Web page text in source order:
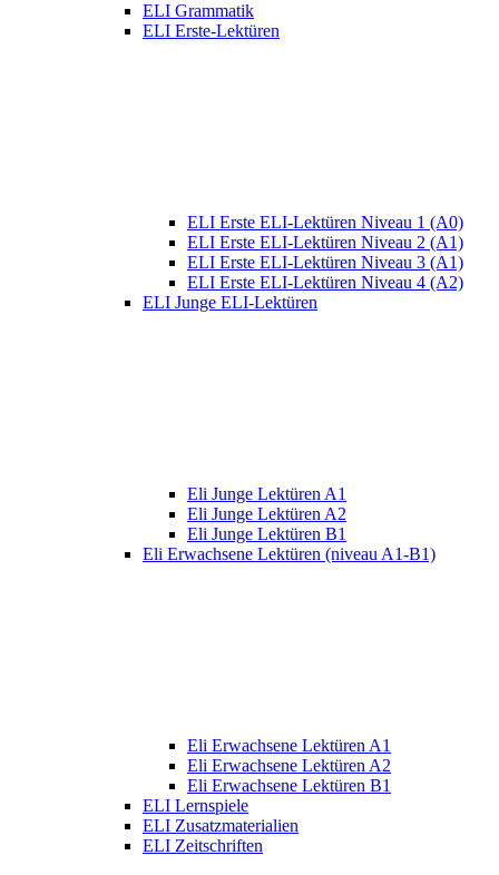
ELI Grammatik
ELI Erste-Lektüren
ELI Erste ELI-Lektüren Niveau 1 (A0)
ELI Erste ELI-Lektüren Niveau 2 (A1)
ELI Erste ELI-Lektüren Niveau 3 (A1)
ELI Erste ELI-Lektüren Niveau 4 (A2)
ELI Junge ELI-Lektüren
Eli Junge Lektüren A1
Eli Junge Lektüren A2
Eli Junge Lektüren B1
Eli Erwachsene Lektüren (niveau A1-B1)
Eli Erwachsene Lektüren A1
Eli Erwachsene Lektüren A2
Eli Erwachsene Lektüren B1
ELI Lernspiele
ELI Zusatzmaterialien
ELI Zeitschriften